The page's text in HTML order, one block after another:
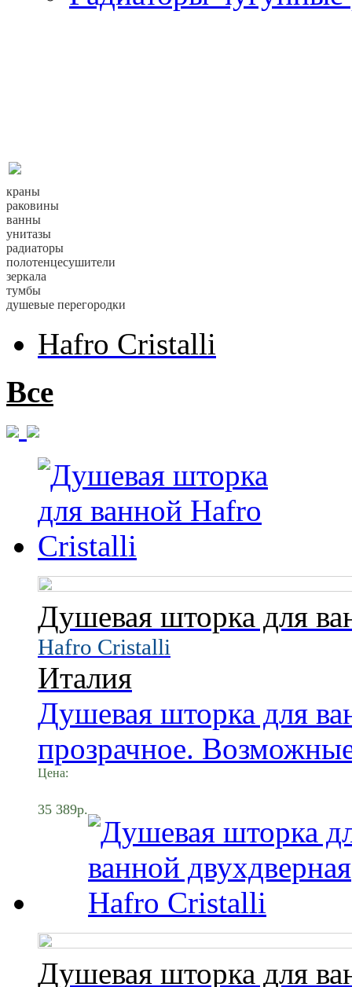
краны
раковины
ванны
унитазы
радиаторы
полотенцесушители
зеркала
тумбы
душевые перегородки
Hafro Cristalli
Все
Душевая шторка для
Hafro Cristalli
Италия
Душевая шторка для
прозрачное.
Цена:
35 389р.
Душевая шторка для